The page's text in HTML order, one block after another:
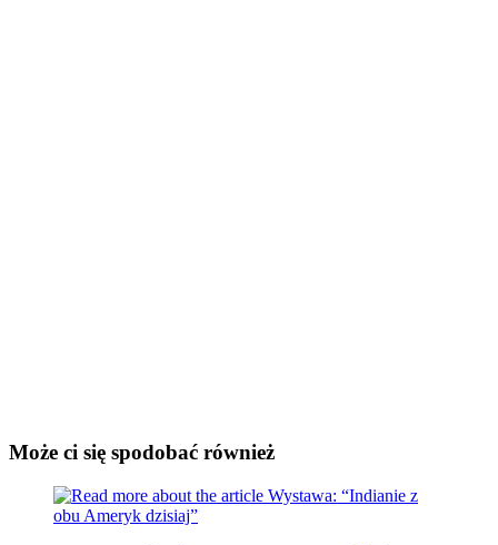
Może ci się spodobać również